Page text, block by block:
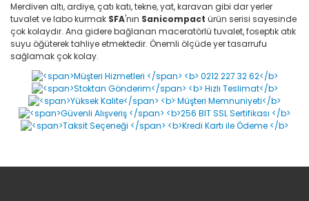
Merdiven altı, ardiye, çatı katı, tekne, yat, karavan gibi dar yerler
tuvalet ve labo kurmak SFA'nın Sanicompact ürün serisi sayesinde
çok kolaydır. Ana gidere bağlanan maceratörlü tuvalet, foseptık atık
suyu öğüterek tahliye etmektedir. Önemli ölçüde yer tasarrufu
sağlamak çok kolay.